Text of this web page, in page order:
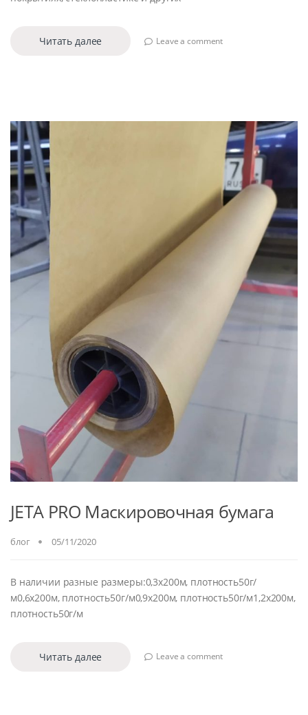
Читать далее Leave a comment
JETA PRO Маскировочная бумага
блог 05/11/2020
В наличии разные размеры:0,3х200м, плотность50г/
м0,6х200м, плотность50г/м0,9х200м, плотность50г/м1,2х200м,
плотность50г/м
Читать далее Leave a comment